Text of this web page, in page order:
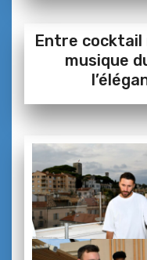
Entre cocktail
musique